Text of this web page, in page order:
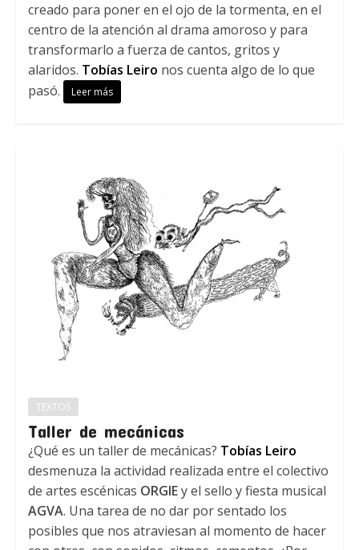
creado para poner en el ojo de la tormenta, en el
centro de la atención al drama amoroso y para
transformarlo a fuerza de cantos, gritos y
alaridos. Tobías Leiro nos cuenta algo de lo que
pasó.
Leer más
TEXTOS
Taller de mecánicas
¿Qué es un taller de mecánicas? Tobías Leiro
desmenuza la actividad realizada entre el colectivo
de artes escénicas ORGIEy el sello y fiesta musical
AGVA. Una tarea de no dar por sentado los
posibles que nos atraviesan al momento de hacer